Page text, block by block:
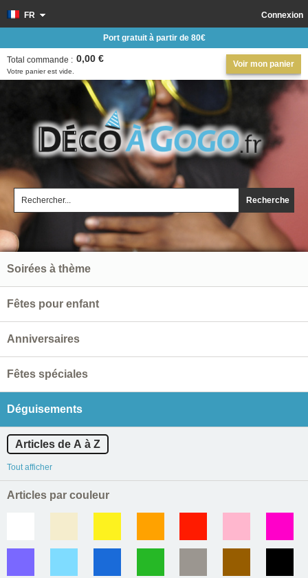
Recherche
Connexion
FR
Voir mon panier
Votre panier est vide.
Total commande : 0,00 €
Port gratuit à partir de 80€
Soirées à thème
Fêtes pour enfant
Anniversaires
Fêtes spéciales
Déguisements
Articles de A à Z
Tout afficher
Articles par couleur